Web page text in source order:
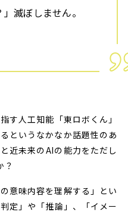
――滅ぼしません。
人工知能「東ロボくん」
というなかなか話題性のあ
近未来のAIの能力をただし
？
意味内容を理解する」とい
定」や「推論」、「イメー